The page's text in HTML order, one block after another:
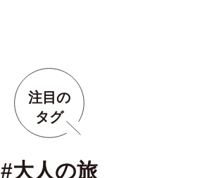
注目の
タグ
#大人の旅